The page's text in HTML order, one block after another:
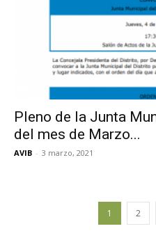
Pleno de la Junta
del mes de Marzo...
AVIB - 3 marzo, 2021
1 2